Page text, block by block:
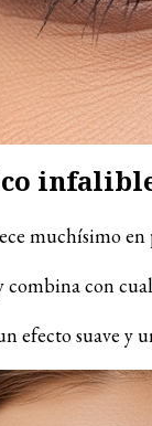
muchísimo
combina con
efecto suave y